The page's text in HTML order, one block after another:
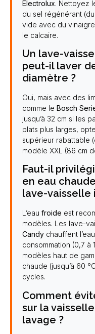
Electrolux. Nettoyez
du sel régénérant
vide avec du
le calcaire.
Un lave-
peut-il laver
diamètre ?
Oui, mais avec des
comme le Bosch
jusqu’à 32 cm si les
plats plus larges,
supérieur rabattable
modèle XXL (86 cm
Faut-il
en eau
lave-vaisselle
L’eau froide est
modèles. Les lave-
Candy chauffent
consommation (0,7 à
modèles haut de
chaude (jusqu’à 60
cycles.
Comment
sur la
lavage ?